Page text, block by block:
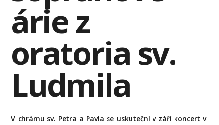
árie z
oratoria sv.
Ludmila
V chrámu sv. Petra a Pavla se uskuteční v září koncert v